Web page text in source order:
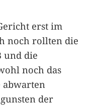
erst im
noch rollten die
und die
noch das
der